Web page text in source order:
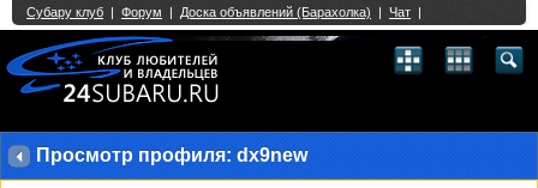
Просмотр профиля: dx9new
Single Sign On provided byvBSSO
2 3 4 5 6 7 8 9 10 11 12 13 21 22 23 24 25 26
27 28 29 30 31 32 33 40 41 42 43